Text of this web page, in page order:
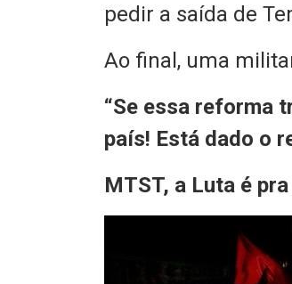
pedir a saída de
Ao final, uma
“Se essa reforma
país! Está dado o
MTST, a Luta é